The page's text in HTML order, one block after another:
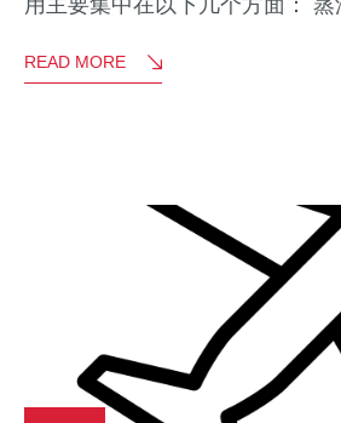
用主要集中在以下几个方面：
READ MORE